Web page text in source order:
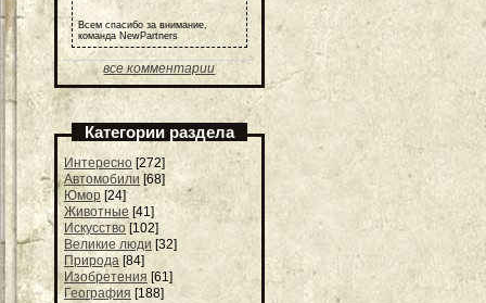
Всем спасибо за внимание,
команда NewPartners
все комментарии
Категории раздела
Интересно [272]
Автомобили [68]
Юмор [24]
Животные [41]
Искусство [102]
Великие люди [32]
Природа [84]
Изобретения [61]
География [188]